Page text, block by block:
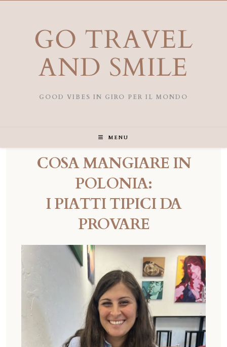
GO TRAVEL
AND SMILE
GOOD VIBES IN GIRO PER IL MONDO
MENU
COSA MANGIARE IN
POLONIA:
I PIATTI TIPICI DA
PROVARE